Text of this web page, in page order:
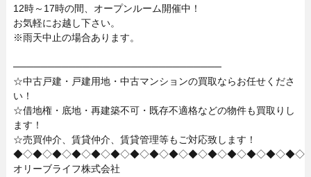
12時～17時の間、オープンルーム開催中！
お気軽にお越し下さい。
※雨天中止の場合あります。
──────────────────────────────
☆中古戸建・戸建用地・中古マンションの買取ならお任せくださ
い！
☆借地権・底地・再建築不可・既存不適格などの物件も買取りし
ます！
☆売買仲介、賃貸仲介、賃貸管理等もご対応致します！
◆◇◆◇◆◇◆◇◆◇◆◇◆◇◆◇◆◇◆◇◆◇◆◇◆◇◆◇◆◇
オリーブライフ株式会社